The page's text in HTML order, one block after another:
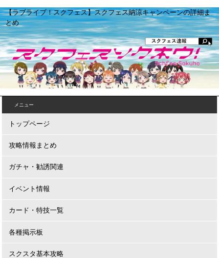
【ラブライブ！スクフェス】スクフェス納涼キャンペーンの詳細ま
とめ
メニュー
トップページ
攻略情報まとめ
ガチャ・勧誘関連
イベント情報
カード・特技一覧
各種掲示板
スクスタ基本攻略